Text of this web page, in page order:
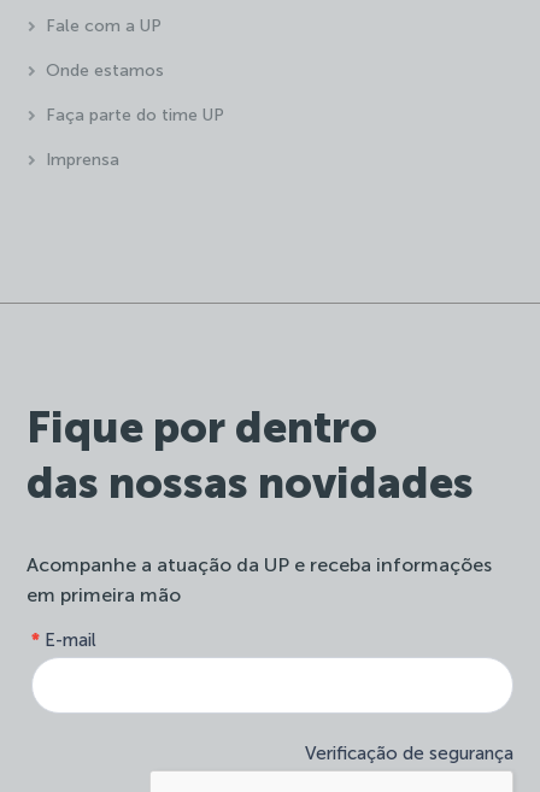
Fique por dentro
das nossas novidades
Acompanhe a atuação da UP e receba informações
em primeira mão
site-
newsletter
E-mail
*
Verificação de segurança
você
é
humano,
este
campo
Fale com a UP
Onde estamos
Faça parte do time UP
Imprensa